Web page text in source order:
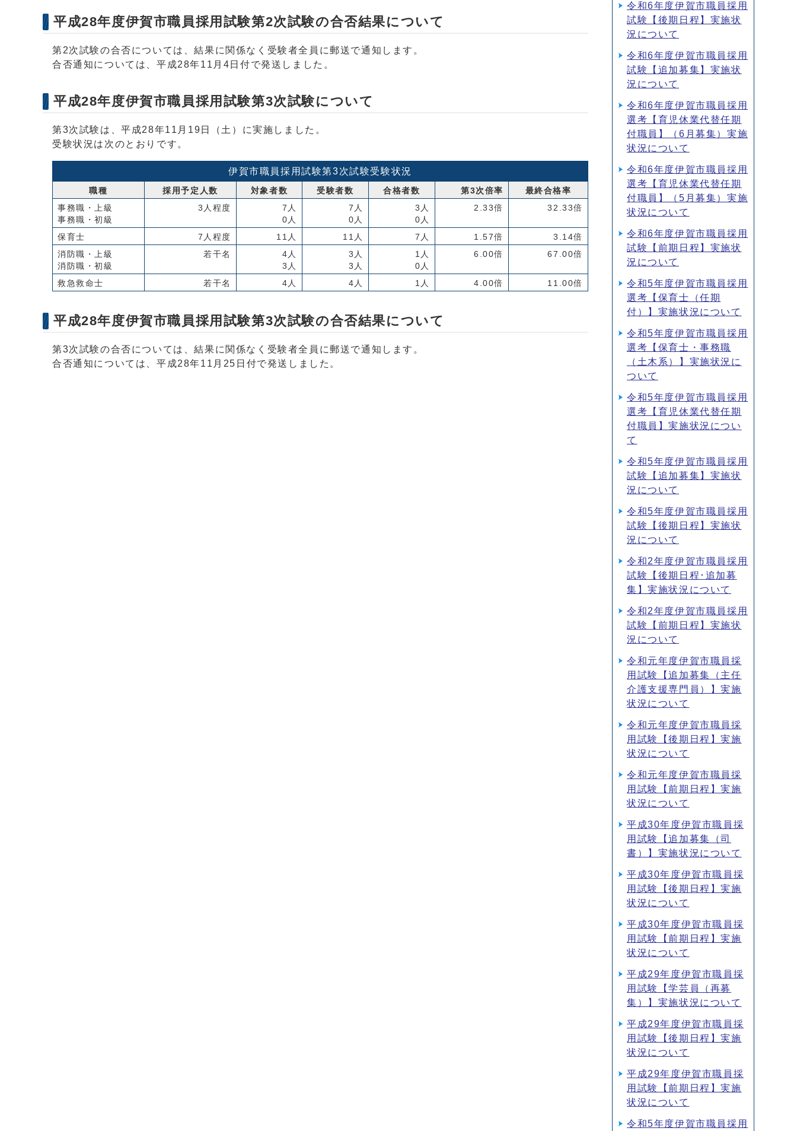
平成28年度伊賀市職員採用試験第2次試験の合否結果について
第2次試験の合否については、結果に関係なく受験者全員に郵送で通知します。
合否通知については、平成28年11月4日付で発送しました。
平成28年度伊賀市職員採用試験第3次試験について
第3次試験は、平成28年11月19日（土）に実施しました。
受験状況は次のとおりです。
伊賀市職員採用試験第3次試験受験状況
職種 採用予定人数 対象者数 受験者数 合格者数 第3次倍率
最終合格率
事務職・上級
事務職・初級
3人程度
7人
0人
7人
0人
3人
0人
2.33倍 32.33倍
保育士 7人程度 11人 11人 7人 1.57倍
3.14倍
消防職・上級
消防職・初級
若干名
4人
3人
3人
3人
1人
0人
6.00倍 67.00倍
救急救命士 若干名 4人 4人 1人 4.00倍 11.00倍
平成28年度伊賀市職員採用試験第3次試験の合否結果について
第3次試験の合否については、結果に関係なく受験者全員に郵送で通知します。
合否通知については、平成28年11月25日付で発送しました。
令和6年度伊賀市職員採用
試験【後期日程】実施状
況について
令和6年度伊賀市職員採用
試験【追加募集】実施状
況について
令和6年度伊賀市職員採用
選考【育児休業代替任期
付職員】（6月募集）実施
状況について
令和6年度伊賀市職員採用
選考【育児休業代替任期
付職員】（5月募集）実施
状況について
令和6年度伊賀市職員採用
試験【前期日程】実施状
況について
令和5年度伊賀市職員採用
選考【保育士（任期
付）】実施状況について
令和5年度伊賀市職員採用
選考【保育士・事務職
（土木系）】実施状況に
ついて
令和5年度伊賀市職員採用
選考【育児休業代替任期
付職員】実施状況につい
て
令和5年度伊賀市職員採用
試験【追加募集】実施状
況について
令和5年度伊賀市職員採用
試験【後期日程】実施状
況について
令和2年度伊賀市職員採用
試験【後期日程･追加募
集】実施状況について
令和2年度伊賀市職員採用
試験【前期日程】実施状
況について
令和元年度伊賀市職員採
用試験【追加募集（主任
介護支援専門員）】実施
状況について
令和元年度伊賀市職員採
用試験【後期日程】実施
状況について
令和元年度伊賀市職員採
用試験【前期日程】実施
状況について
平成30年度伊賀市職員採
用試験【追加募集（司
書）】実施状況について
平成30年度伊賀市職員採
用試験【後期日程】実施
状況について
平成30年度伊賀市職員採
用試験【前期日程】実施
状況について
平成29年度伊賀市職員採
用試験【学芸員（再募
集）】実施状況について
平成29年度伊賀市職員採
用試験【後期日程】実施
状況について
平成29年度伊賀市職員採
用試験【前期日程】実施
状況について
令和5年度伊賀市職員採用